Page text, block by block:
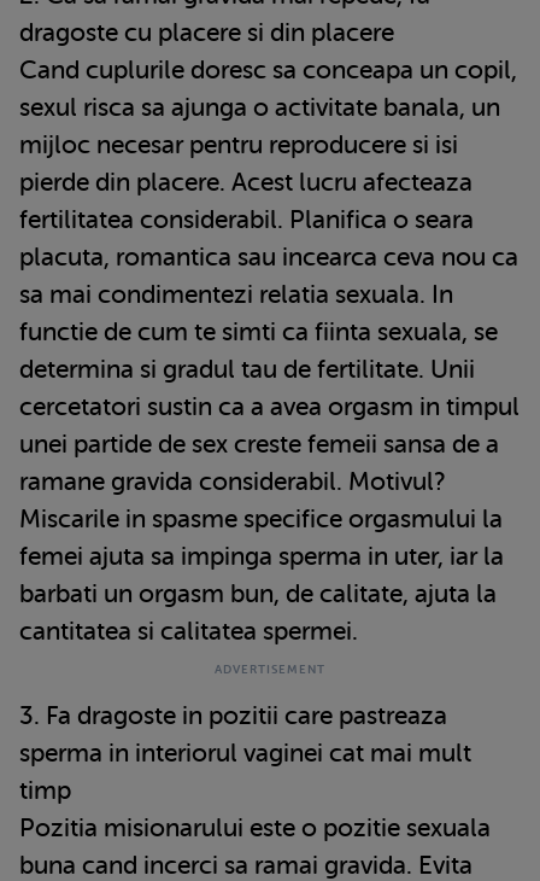
dragoste cu placere si din placere
Cand cuplurile doresc sa conceapa un copil,
sexul risca sa ajunga o activitate banala, un
mijloc necesar pentru reproducere si isi
pierde din placere. Acest lucru afecteaza
fertilitatea considerabil. Planifica o seara
placuta, romantica sau incearca ceva nou ca
sa mai condimentezi relatia sexuala. In
functie de cum te simti ca fiinta sexuala, se
determina si gradul tau de fertilitate. Unii
cercetatori sustin ca a avea orgasm in timpul
unei partide de sex creste femeii sansa de a
ramane gravida considerabil. Motivul?
Miscarile in spasme specifice orgasmului la
femei ajuta sa impinga sperma in uter, iar la
barbati un orgasm bun, de calitate, ajuta la
cantitatea si calitatea spermei.
3. Fa dragoste in pozitii care pastreaza
sperma in interiorul vaginei cat mai mult
timp
Pozitia misionarului este o pozitie sexuala
buna cand incerci sa ramai gravida. Evita